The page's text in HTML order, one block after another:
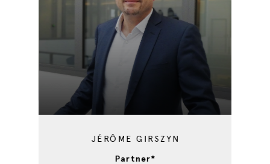
JÉRÔME GIRSZYN
Partner*